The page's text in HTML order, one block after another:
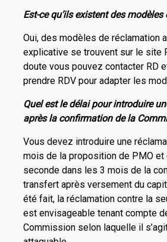
Est-ce qu’ils existent des
Oui, des modèles de réclamation
explicative se trouvent sur le site
doute vous pouvez contacter RD
prendre RDV pour adapter les
Quel est le délai pour introduire
après la confirmation de la
Vous devez introduire une
mois de la proposition de PMO et
seconde dans les 3 mois de la
transfert après versement du
été fait, la réclamation contre la
est envisageable tenant compte
Commission selon laquelle il